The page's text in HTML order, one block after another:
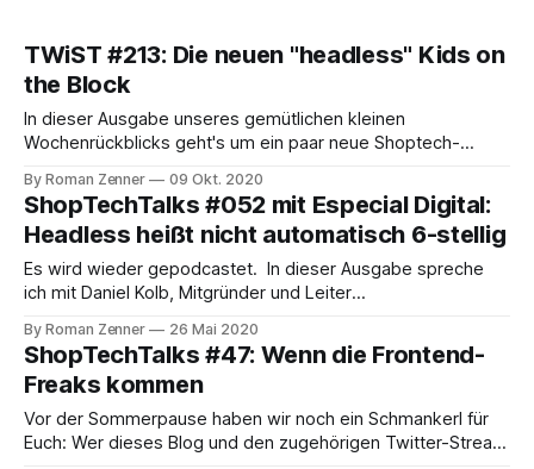
TWiST #213: Die neuen "headless" Kids on
the Block
In dieser Ausgabe unseres gemütlichen kleinen
Wochenrückblicks geht's um ein paar neue Shoptech-
Suite-Ansatz zu folgen und kombinierte Plattformen für
Front- und Backend zu bauen, stattdessen fokussiert man
sich auf das Backend bzw. das Bereitstellen einer
entsprechenden API.
By Roman Zenner 09 Okt. 2020
ShopTechTalks #052 mit Especial Digital:
Headless heißt nicht automatisch 6-stellig
Es wird wieder gepodcastet. In dieser Ausgabe spreche
ich mit Daniel Kolb, Mitgründer und Leiter
Kennengelernt haben wir uns, weil wir gemeinsam den
Studenten-Hackathon slash.berlin bestreiten wollten, der,
wie so viele Veranstaltungen, durch COVID19 verhindert
wurde. Dass wir unbedingt gemeinsam einen Podcast
aufnehmen
By Roman Zenner 26 Mai 2020
ShopTechTalks #47: Wenn die Frontend-
Freaks kommen
Vor der Sommerpause haben wir noch ein Schmankerl für
Euch: Wer dieses Blog und den zugehörigen Twitter-Stream